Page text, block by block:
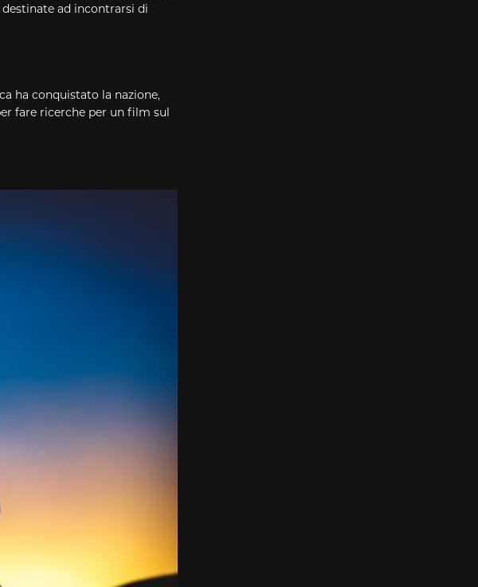
ad incontrarsi di
ha conquistato la nazione,
fare ricerche per un film sul